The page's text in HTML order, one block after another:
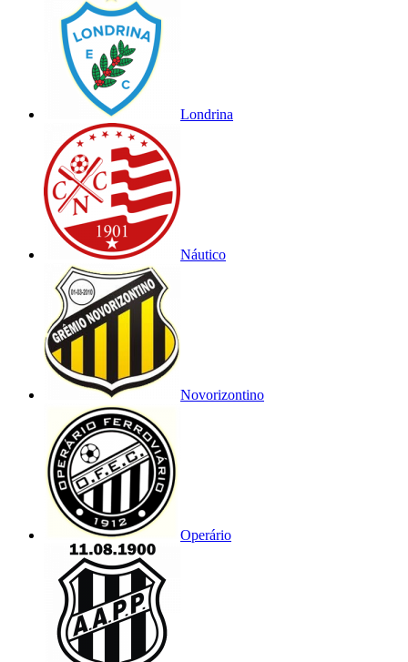
Londrina
Náutico
Novorizontino
Operário